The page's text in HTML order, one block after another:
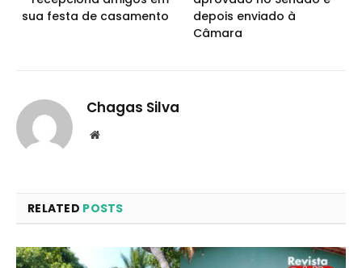
sua festa de casamento
depois enviado à
Câmara
Chagas Silva
Website
RELATED POSTS